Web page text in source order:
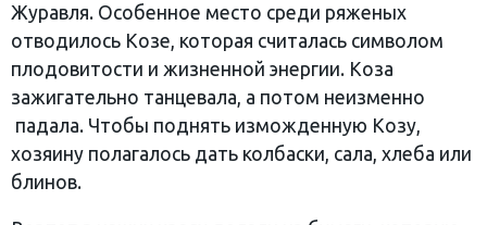
Журавля. Особенное место среди ряженых
отводилось Козе, которая считалась символом
плодовитости и жизненной энергии. Коза
зажигательно танцевала, а потом неизменно
падала. Чтобы поднять изможденную Козу,
хозяину полагалось дать колбаски, сала, хлеба или
блинов.